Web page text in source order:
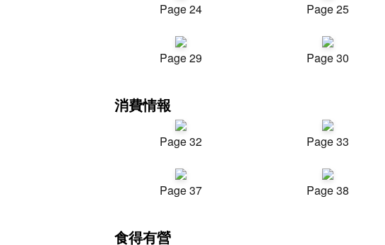
Page 24 Page 25
Page 29 Page 30
消費情報
Page 32 Page 33
Page 37 Page 38
食得有營